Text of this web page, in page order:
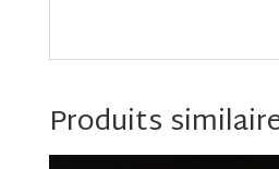
Produits